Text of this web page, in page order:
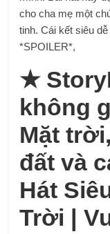
cho cha mẹ một
tinh. Cái kết siêu
*SPOILER*,
★
không
Mặt
đất và
Hát
Trời |